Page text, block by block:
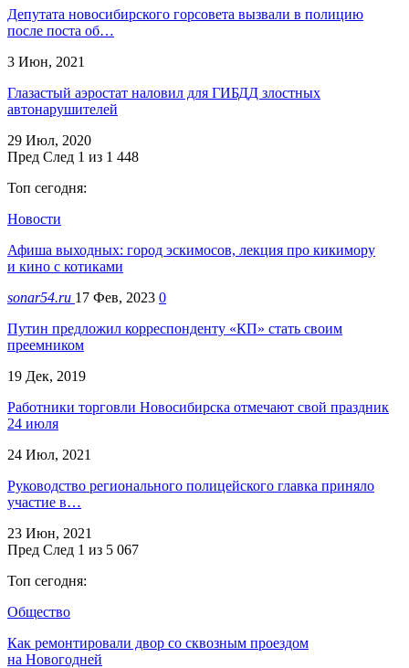
Депутата новосибирского горсовета вызвали в полицию
после поста об…
3 Июн, 2021
Глазастый аэростат наловил для ГИБДД злостных
автонарушителей
29 Июл, 2020
Пред След 1 из 1 448
Топ сегодня:
Новости
Афиша выходных: город эскимосов, лекция про кикимору
и кино с котиками
sonar54.ru 17 Фев, 2023 0
Путин предложил корреспонденту «КП» стать своим
преемником
19 Дек, 2019
Работники торговли Новосибирска отмечают свой праздник
24 июля
24 Июл, 2021
Руководство регионального полицейского главка приняло
участие в…
23 Июн, 2021
Пред След 1 из 5 067
Топ сегодня:
Общество
Как ремонтировали двор со сквозным проездом
на Новогодней